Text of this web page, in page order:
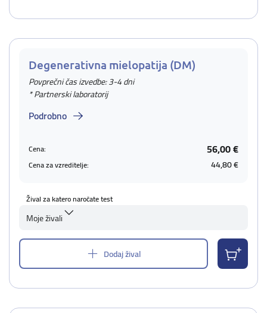
Degenerativna mielopatija (DM)
Povprečni čas izvedbe: 3-4 dni
* Partnerski laboratorij
Podrobno
Cena: 56,00 €
Cena za vzreditelje: 44,80 €
Žival za katero naročate test
Moje živali
Dodaj žival